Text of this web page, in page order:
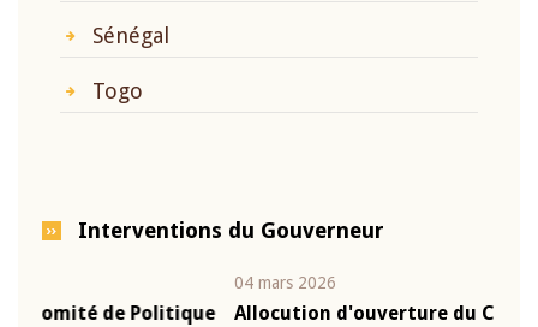
Sénégal
Togo
Interventions du Gouverneur
Allocution d'ouverture du Comité de Politique